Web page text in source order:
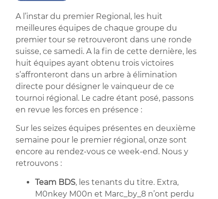
A l’instar du premier Regional, les huit
meilleures équipes de chaque groupe du
premier tour se retrouveront dans une ronde
suisse, ce samedi. A la fin de cette dernière, les
huit équipes ayant obtenu trois victoires
s’affronteront dans un arbre à élimination
directe pour désigner le vainqueur de ce
tournoi régional. Le cadre étant posé, passons
en revue les forces en présence :
Sur les seizes équipes présentes en deuxième
semaine pour le premier régional, onze sont
encore au rendez-vous ce week-end. Nous y
retrouvons :
Team BDS, les tenants du titre. Extra,
M0nkey M00n et Marc_by_8 n’ont perdu